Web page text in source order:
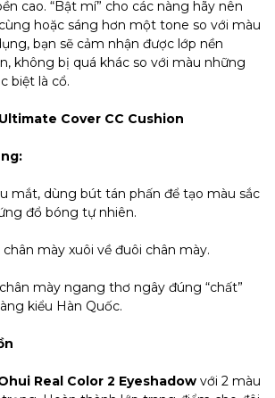
cao. “Bật mí” cho các nàng hãy nên
hoặc sáng hơn một tone so với màu
bạn sẽ cảm nhận được lớp nền
không bị quá khác so với màu những
biệt là cổ.
Cover CC Cushion
mắt, dùng bút tán phấn để tạo màu sắc
đổ bóng tự nhiên.
mày xuôi về đuôi chân mày.
mày ngang thơ ngây đúng “chất”
kiểu Hàn Quốc.
Real Color 2 Eyeshadow với 2 màu